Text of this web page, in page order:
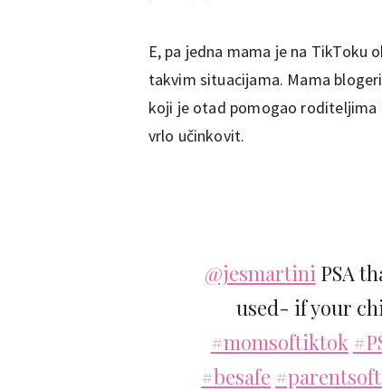
E, pa jedna mama je na
takvim situacijama. Mama
koji je otad pomogao roditeljima
vrlo učinkovit.
@jesmartini PSA
used- if your
#momsoftiktok
#besafe